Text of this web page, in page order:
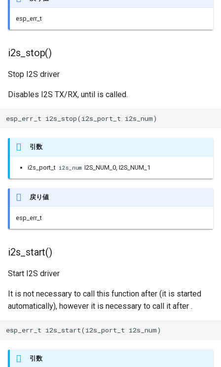
esp_err_t
i2s_stop()
Stop I2S driver
Disables I2S TX/RX, until is called.
esp_err_t i2s_stop(i2s_port_t i2s_num)
引数
i2s_port_t i2s_num I2S_NUM_0, I2S_NUM_1
戻り値
esp_err_t
i2s_start()
Start I2S driver
It is not necessary to call this function after (it is started
automatically), however it is necessary to call it after .
esp_err_t i2s_start(i2s_port_t i2s_num)
引数